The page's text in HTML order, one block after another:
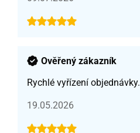
Ověřený zákazník
Rychlé vyřízení objednávky.
19.05.2026